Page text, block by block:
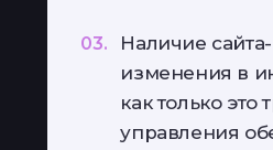
Наличие
изменения в
как только это
управления